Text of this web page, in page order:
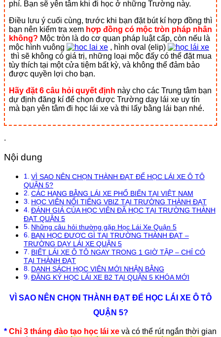
phí. Bạn sẽ yên tâm khi đi học ở những Trường này.
Điều lưu ý cuối cùng, trước khi bạn đặt bút kí hợp đồng thì
bạn nên kiểm tra xem hợp đồng có mộc tròn pháp nhân
không? Mộc tròn là do cơ quan pháp luật cấp, còn nếu là
mộc hình vuông
, hình oval (elip)
thì sẽ không có giá trị, những loại mộc đấy có thể đặt mua
tùy thích tại một cửa tiệm bất kỳ, và không thể đảm bảo
được quyền lợi cho bạn.
Hãy đặt 6 câu hỏi quyết định này cho các Trung tâm bạn
dự định đăng kí để chọn được Trường dạy lái xe uy tín
mà bạn yên tâm đi học lái xe và thi lấy bằng lái bạn nhé.
.
Nội dung
VÌ SAO NÊN CHỌN THÀNH ĐẠT ĐỂ HỌC LÁI XE Ô TÔ
QUẬN 5?
CÁC HẠNG BẰNG LÁI XE PHỔ BIẾN TẠI VIỆT NAM
HỌC VIÊN NỔI TIẾNG VBIZ TẠI TRƯỜNG THÀNH ĐẠT
ĐÁNH GIÁ CỦA HỌC VIÊN ĐÃ HỌC TẠI TRƯỜNG THÀNH
ĐẠT QUẬN 5
Những câu hỏi thường gặp Học Lái Xe Quận 5
BẠN HỌC ĐƯỢC GÌ TẠI TRƯỜNG THÀNH ĐẠT –
TRƯỜNG DẠY LÁI XE QUẬN 5
BIẾT LÁI XE Ô TÔ NGAY TRONG 1 GIỜ TẬP – CHỈ CÓ
TẠI THÀNH ĐẠT
DANH SÁCH HỌC VIÊN MỚI NHẬN BẰNG
ĐĂNG KÝ HỌC LÁI XE B2 TẠI QUẬN 5 KHÓA MỚI
VÌ SAO NÊN CHỌN THÀNH ĐẠT ĐỂ HỌC LÁI XE Ô TÔ
QUẬN 5?
* Chỉ 3 tháng đào tạo học lái xe và có thể rút ngắn thời gian